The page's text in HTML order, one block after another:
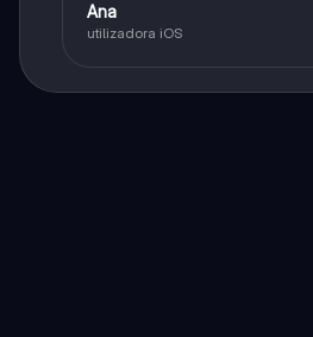
Ana
utilizadora iOS